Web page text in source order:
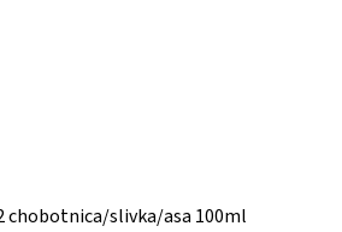
chobotnica/slivka/asa 100ml